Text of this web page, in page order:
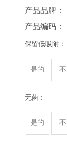
产品品牌：
产品编码：
保留低吸附：
是的 不
无菌：
是的 不